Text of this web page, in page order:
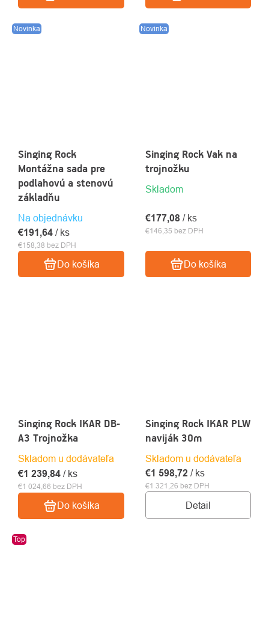
Novinka
Singing Rock
Montážna sada pre
podlahovú a stenovú
základňu
Na objednávku
€158,38 bez DPH
€191,64 / ks
Do košíka
Novinka
Singing Rock Vak na
trojnožku
Skladom
€146,35 bez DPH
€177,08 / ks
Do košíka
Singing Rock IKAR DB-
A3 Trojnožka
Skladom u dodávateľa
€1 024,66 bez DPH
€1 239,84 / ks
Do košíka
Singing Rock IKAR PLW
naviják 30m
Skladom u dodávateľa
€1 321,26 bez DPH
€1 598,72 / ks
Detail
Top